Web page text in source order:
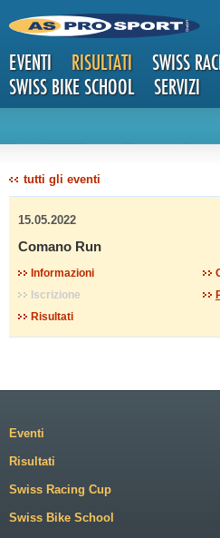
EVENTI RISULTATI
SWISS
SWISS BIKE SCHOOL
SERVIZI
LI
tutti gli eventi
15.05.2022
Comano Run
Informazioni
Iscrizione
Risultati
Eventi
Risultati
Swiss Racing Cup
Swiss Bike School